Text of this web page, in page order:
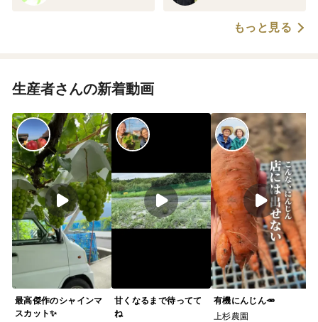
もっと見る
生産者さんの新着動画
最高傑作のシャインマ
スカット✨
甘くなるまで待ってて
ね
有機にんじん🥕
上杉農園